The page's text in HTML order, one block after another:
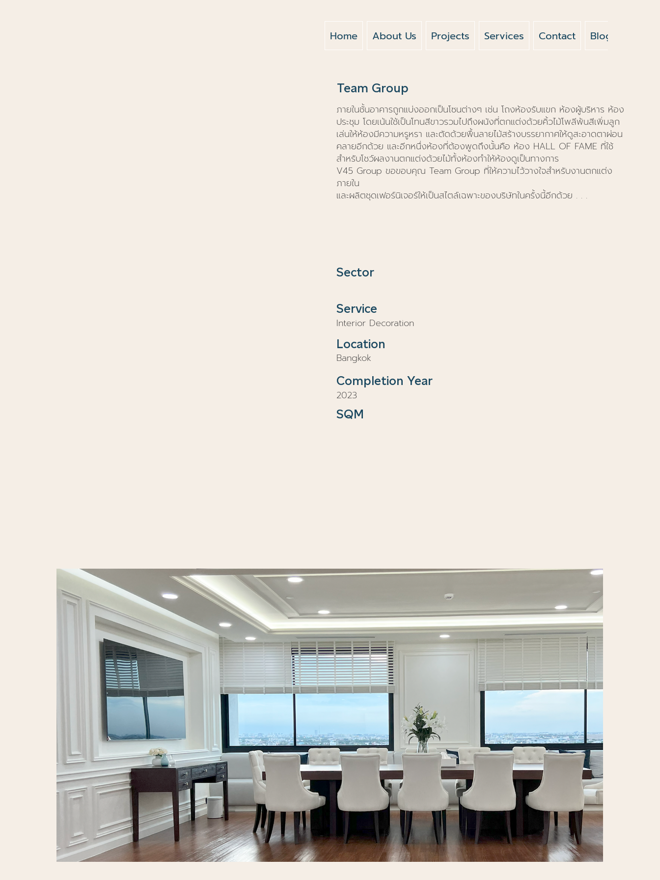
Home About Us Projects Services Contact Blog
Team Group
ภายในชั้นอาคารถูกแบ่งออกเป็นโซนต่างๆ เช่น โถงห้องรับแขก ห้องผู้บริหาร ห้อง
ประชุม โดยเน้นใช้เป็นโทนสีขาวรวมไปถึงผนังที่ตกแต่งด้วยคิ้วไม้โพลีพ้นสีเพิ่มลูก
เล่นให้ห้องมีความหรูหรา และตัดด้วยพื้นลายไม้สร้างบรรยากาศให้ดูสะอาดตาผ่อน
คลายอีกด้วย และอีกหนึ่งห้องที่ต้องพูดถึงนั้นคือ ห้อง HALL OF FAME ที่ใช้
สำหรับโชว์ผลงานตกแต่งด้วยไม้ทั้งห้องทำให้ห้องดูเป็นทางการ
V45 Group ขอขอบคุณ Team Group ที่ให้ความไว้วางใจสำหรับงานตกแต่ง
ภายใน
และผลิตชุดเฟอร์นิเจอร์ให้เป็นสไตล์เฉพาะของบริษัทในครั้งนี้อีกด้วย . . .
Sector
Service
Interior Decoration
Location
Bangkok
Completion Year
2023
SQM